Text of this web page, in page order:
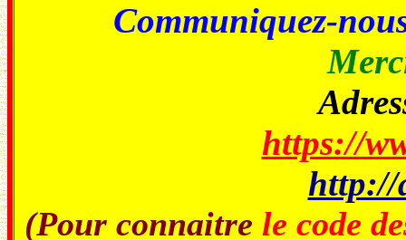
Communiquez-
https://
http://
(Pour connaitre le code